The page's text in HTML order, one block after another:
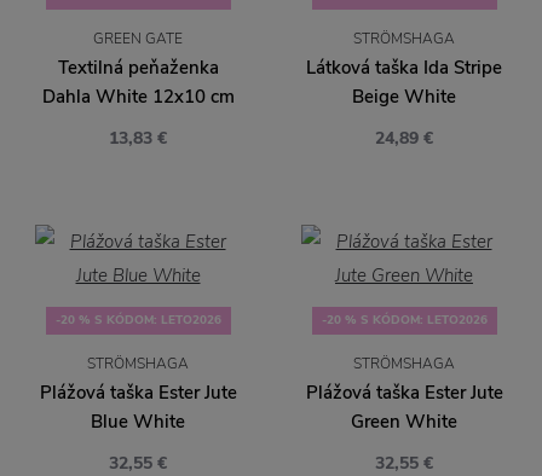
GREEN GATE
Textilná peňaženka
Dahla White 12x10 cm
13,83 €
STRÖMSHAGA
Látková taška Ida Stripe
Beige White
24,89 €
-20 % S KÓDOM: LETO2026
STRÖMSHAGA
Plážová taška Ester Jute
Blue White
32,55 €
-20 % S KÓDOM: LETO2026
STRÖMSHAGA
Plážová taška Ester Jute
Green White
32,55 €